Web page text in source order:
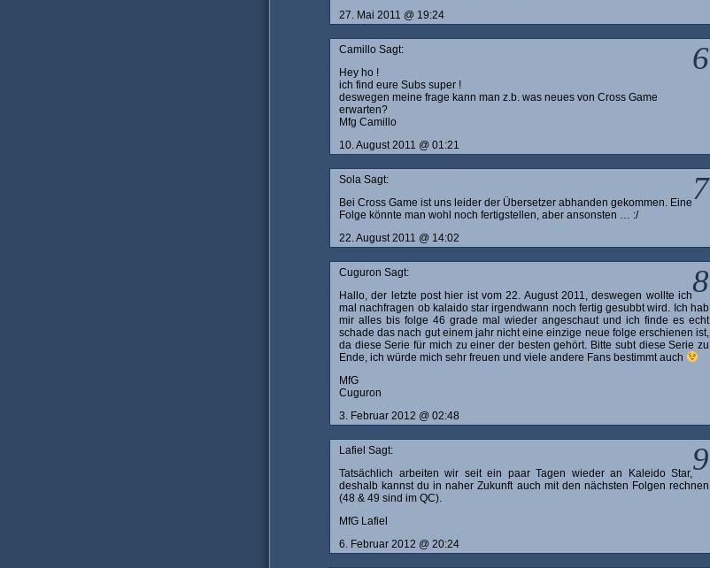
27. Mai 2011 @ 19:24
6
Camillo Sagt:
Hey ho !
ich find eure Subs super !
deswegen meine frage kann man z.b. was neues von Cross Game
erwarten?
Mfg Camillo
10. August 2011 @ 01:21
7
Sola Sagt:
Bei Cross Game ist uns leider der Übersetzer abhanden gekommen. Eine
Folge könnte man wohl noch fertigstellen, aber ansonsten … :/
22. August 2011 @ 14:02
8
Cuguron Sagt:
Hallo, der letzte post hier ist vom 22. August 2011, deswegen wollte ich
mal nachfragen ob kalaido star irgendwann noch fertig gesubbt wird. Ich hab
mir alles bis folge 46 grade mal wieder angeschaut und ich finde es echt
schade das nach gut einem jahr nicht eine einzige neue folge erschienen ist,
da diese Serie für mich zu einer der besten gehört. Bitte subt diese Serie zu
Ende, ich würde mich sehr freuen und viele andere Fans bestimmt auch
MfG
Cuguron
3. Februar 2012 @ 02:48
9
Lafiel Sagt:
Tatsächlich arbeiten wir seit ein paar Tagen wieder an Kaleido Star,
deshalb kannst du in naher Zukunft auch mit den nächsten Folgen rechnen
(48 & 49 sind im QC).
MfG Lafiel
6. Februar 2012 @ 20:24